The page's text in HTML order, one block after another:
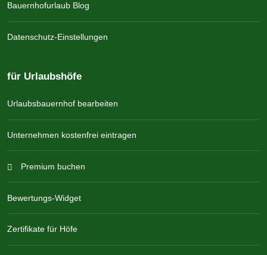
Bauernhofurlaub Blog
Datenschutz-Einstellungen
für Urlaubshöfe
Urlaubsbauernhof bearbeiten
Unternehmen kostenfrei eintragen
Premium buchen
Bewertungs-Widget
Zertifikate für Höfe